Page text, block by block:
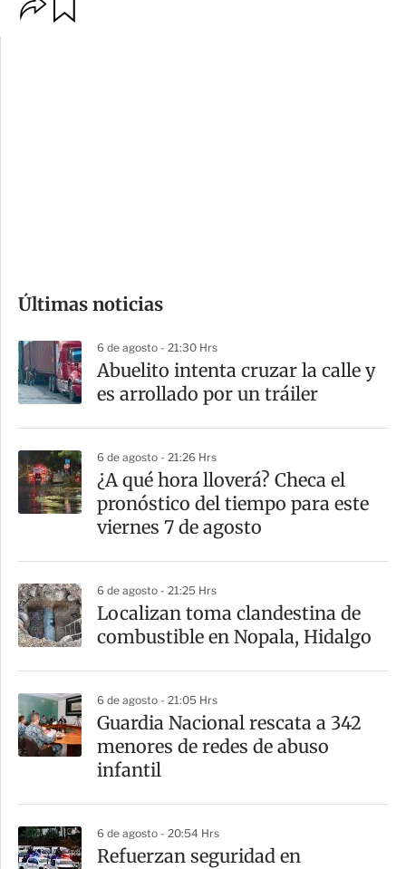
m
a
r
t
r
Últimas noticias
6 de agosto - 21:30 Hrs
Abuelito intenta cruzar la calle y
es arrollado por un tráiler
6 de agosto - 21:26 Hrs
¿A qué hora lloverá? Checa el
pronóstico del tiempo para este
viernes 7 de agosto
6 de agosto - 21:25 Hrs
Localizan toma clandestina de
combustible en Nopala, Hidalgo
6 de agosto - 21:05 Hrs
Guardia Nacional rescata a 342
menores de redes de abuso
infantil
6 de agosto - 20:54 Hrs
Refuerzan seguridad en